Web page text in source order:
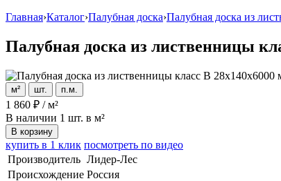
Главная›Каталог›Палубная доска›Палубная доска из
Палубная доска из лиственницы
м² шт. п.м.
1 860 ₽ /м²
В наличии 1 шт. в м²
В корзину
купить в 1 клик посмотреть по видео
Производитель Лидер-Лес
Происхождение Россия